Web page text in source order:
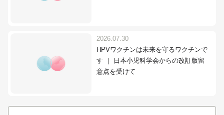
2026.07.30
HPVワクチンは未来を守るワクチンで
す ｜ 日本小児科学会からの改訂版留
意点を受けて